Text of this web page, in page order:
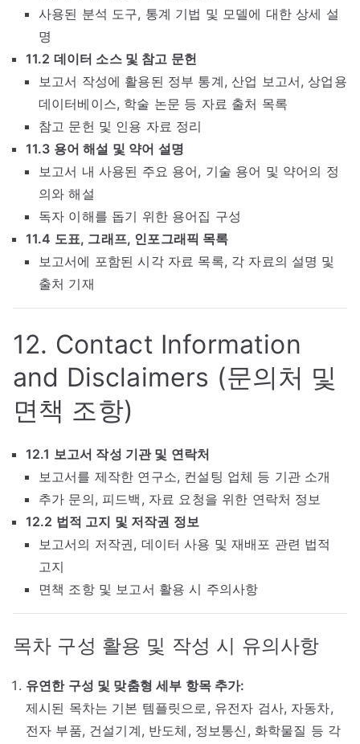
사용된 분석 도구, 통계 기법 및 모델에 대한 상세 설
명
11.2 데이터 소스 및 참고 문헌
보고서 작성에 활용된 정부 통계, 산업 보고서, 상업용
데이터베이스, 학술 논문 등 자료 출처 목록
참고 문헌 및 인용 자료 정리
11.3 용어 해설 및 약어 설명
보고서 내 사용된 주요 용어, 기술 용어 및 약어의 정
의와 해설
독자 이해를 돕기 위한 용어집 구성
11.4 도표, 그래프, 인포그래픽 목록
보고서에 포함된 시각 자료 목록, 각 자료의 설명 및
출처 기재
12. Contact Information
and Disclaimers (문의처 및
면책 조항)
12.1 보고서 작성 기관 및 연락처
보고서를 제작한 연구소, 컨설팅 업체 등 기관 소개
추가 문의, 피드백, 자료 요청을 위한 연락처 정보
12.2 법적 고지 및 저작권 정보
보고서의 저작권, 데이터 사용 및 재배포 관련 법적
고지
면책 조항 및 보고서 활용 시 주의사항
목차 구성 활용 및 작성 시 유의사항
유연한 구성 및 맞춤형 세부 항목 추가:
제시된 목차는 기본 템플릿으로, 유전자 검사, 자동차,
전자 부품, 건설기계, 반도체, 정보통신, 화학물질 등 각